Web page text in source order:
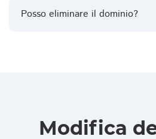
Posso eliminare il dominio?
Modifica